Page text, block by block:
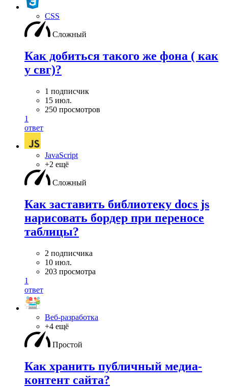
CSS
Сложный
Как добиться такого же фона ( как
у свг)?
1 подписчик
15 июл.
250 просмотров
1
ответ
JavaScript
+2 ещё
Сложный
Как заставить библиотеку docs js
нарисовать бордер при переносе
таблицы?
2 подписчика
10 июл.
203 просмотра
1
ответ
Веб-разработка
+4 ещё
Простой
Как хранить публичный медиа-
контент сайта?